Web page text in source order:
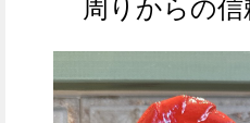
周りからの